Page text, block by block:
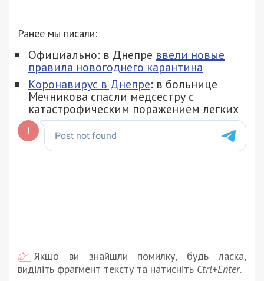
Ранее мы писали:
Официально: в Днепре ввели новые
правила новогоднего карантина
Коронавирус в Днепре: в больнице
Мечникова спасли медсестру с
катастрофическим поражением легких
Якщо ви знайшли помилку, будь ласка,
виділіть фрагмент тексту та натисніть Ctrl+Enter.